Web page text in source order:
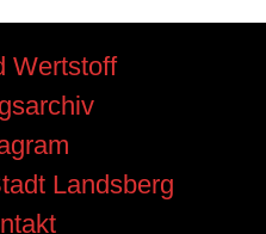
Wertstoff
Landsberg